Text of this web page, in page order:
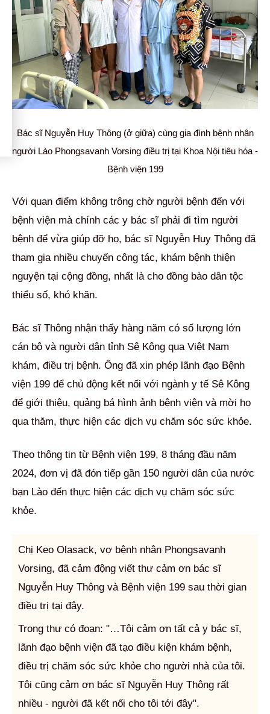
Bác sĩ Nguyễn Huy Thông (ở giữa) cùng gia đình bệnh nhân
người Lào Phongsavanh Vorsing điều trị tại Khoa Nội tiêu hóa -
Bệnh viện 199
Với quan điểm không trông chờ người bệnh đến với
bệnh viện mà chính các y bác sĩ phải đi tìm người
bệnh để vừa giúp đỡ họ, bác sĩ Nguyễn Huy Thông đã
tham gia nhiều chuyến công tác, khám bệnh thiện
nguyện tại cộng đồng, nhất là cho đồng bào dân tộc
thiểu số, khó khăn.
Bác sĩ Thông nhận thấy hàng năm có số lượng lớn
cán bộ và người dân tỉnh Sê Kông qua Việt Nam
khám, điều trị bệnh. Ông đã xin phép lãnh đạo Bệnh
viện 199 để chủ động kết nối với ngành y tế Sê Kông
để giới thiệu, quảng bá hình ảnh bệnh viện và mời họ
qua thăm, thực hiện các dịch vụ chăm sóc sức khỏe.
Theo thông tin từ Bệnh viện 199, 8 tháng đầu năm
2024, đơn vị đã đón tiếp gần 150 người dân của nước
bạn Lào đến thực hiện các dịch vụ chăm sóc sức
khỏe.
Chị Keo Olasack, vợ bệnh nhân Phongsavanh
Vorsing, đã cảm động viết thư cảm ơn bác sĩ
Nguyễn Huy Thông và Bệnh viện 199 sau thời gian
điều trị tại đây.
Trong thư có đoạn: "…Tôi cảm ơn tất cả y bác sĩ,
lãnh đạo bệnh viện đã tạo điều kiện khám bệnh,
điều trị chăm sóc sức khỏe cho người nhà của tôi.
Tôi cũng cảm ơn bác sĩ Nguyễn Huy Thông rất
nhiều - người đã kết nối cho tôi tới đây".